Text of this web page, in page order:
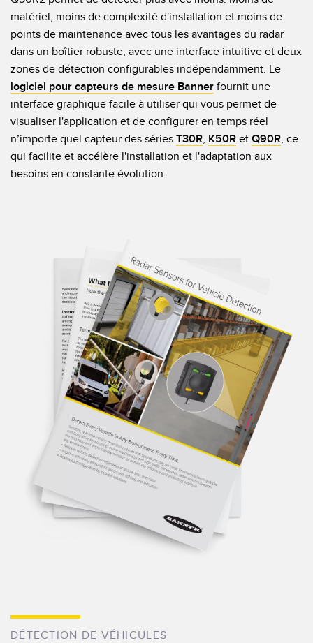
matériel, moins de complexité d'installation et moins de
points de maintenance avec tous les avantages du radar
dans un boîtier robuste, avec une interface intuitive et deux
zones de détection configurables indépendamment. Le
logiciel pour capteurs de mesure Banner fournit une
interface graphique facile à utiliser qui vous permet de
visualiser l'application et de configurer en temps réel
n’importe quel capteur des séries T30R, K50R et Q90R, ce
qui facilite et accélère l'installation et l'adaptation aux
besoins en constante évolution.
DÉTECTION DE VÉHICULES